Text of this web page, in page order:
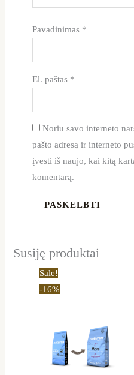
Pavadinimas *
El. paštas *
Noriu savo interneto
pašto adresą ir interneto
įvesti iš naujo, kai kitą
komentarą.
Susiję produktai
Sale!
-16%
variants.
The
options